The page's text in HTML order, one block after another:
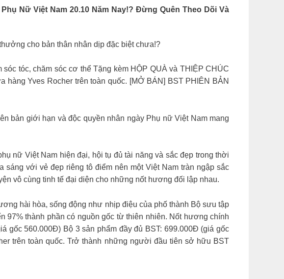
Nữ Việt Nam 20.10 Năm Nay!? Đừng Quên Theo Dõi Và
cho bản thân nhân dịp đặc biệt chưa!?
tóc, chăm sóc cơ thể Tặng kèm HỘP QUÀ và THIỆP CHÚC
Yves Rocher trên toàn quốc. [MỞ BÁN] BST PHIÊN BẢN
bản giới hạn và độc quyền nhân ngày Phụ nữ Việt Nam mang
nữ Việt Nam hiện đại, hội tụ đủ tài năng và sắc đẹp trong thời
với vẻ đẹp riêng tô điểm nên một Việt Nam tràn ngập sắc
vô cùng tinh tế đại diện cho những nốt hương đối lập nhau.
hài hòa, sống động như nhịp điệu của phố thành Bộ sưu tập
97% thành phần có nguồn gốc từ thiên nhiên. Nốt hương chính
gốc 560.000Đ) Bộ 3 sản phẩm đầy đủ BST: 699.000Đ (giá gốc
trên toàn quốc. Trở thành những người đầu tiên sở hữu BST